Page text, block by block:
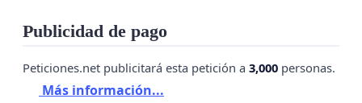
Publicidad de pago
Peticiones.net publicitará esta petición a 3,000 personas.
Más información...